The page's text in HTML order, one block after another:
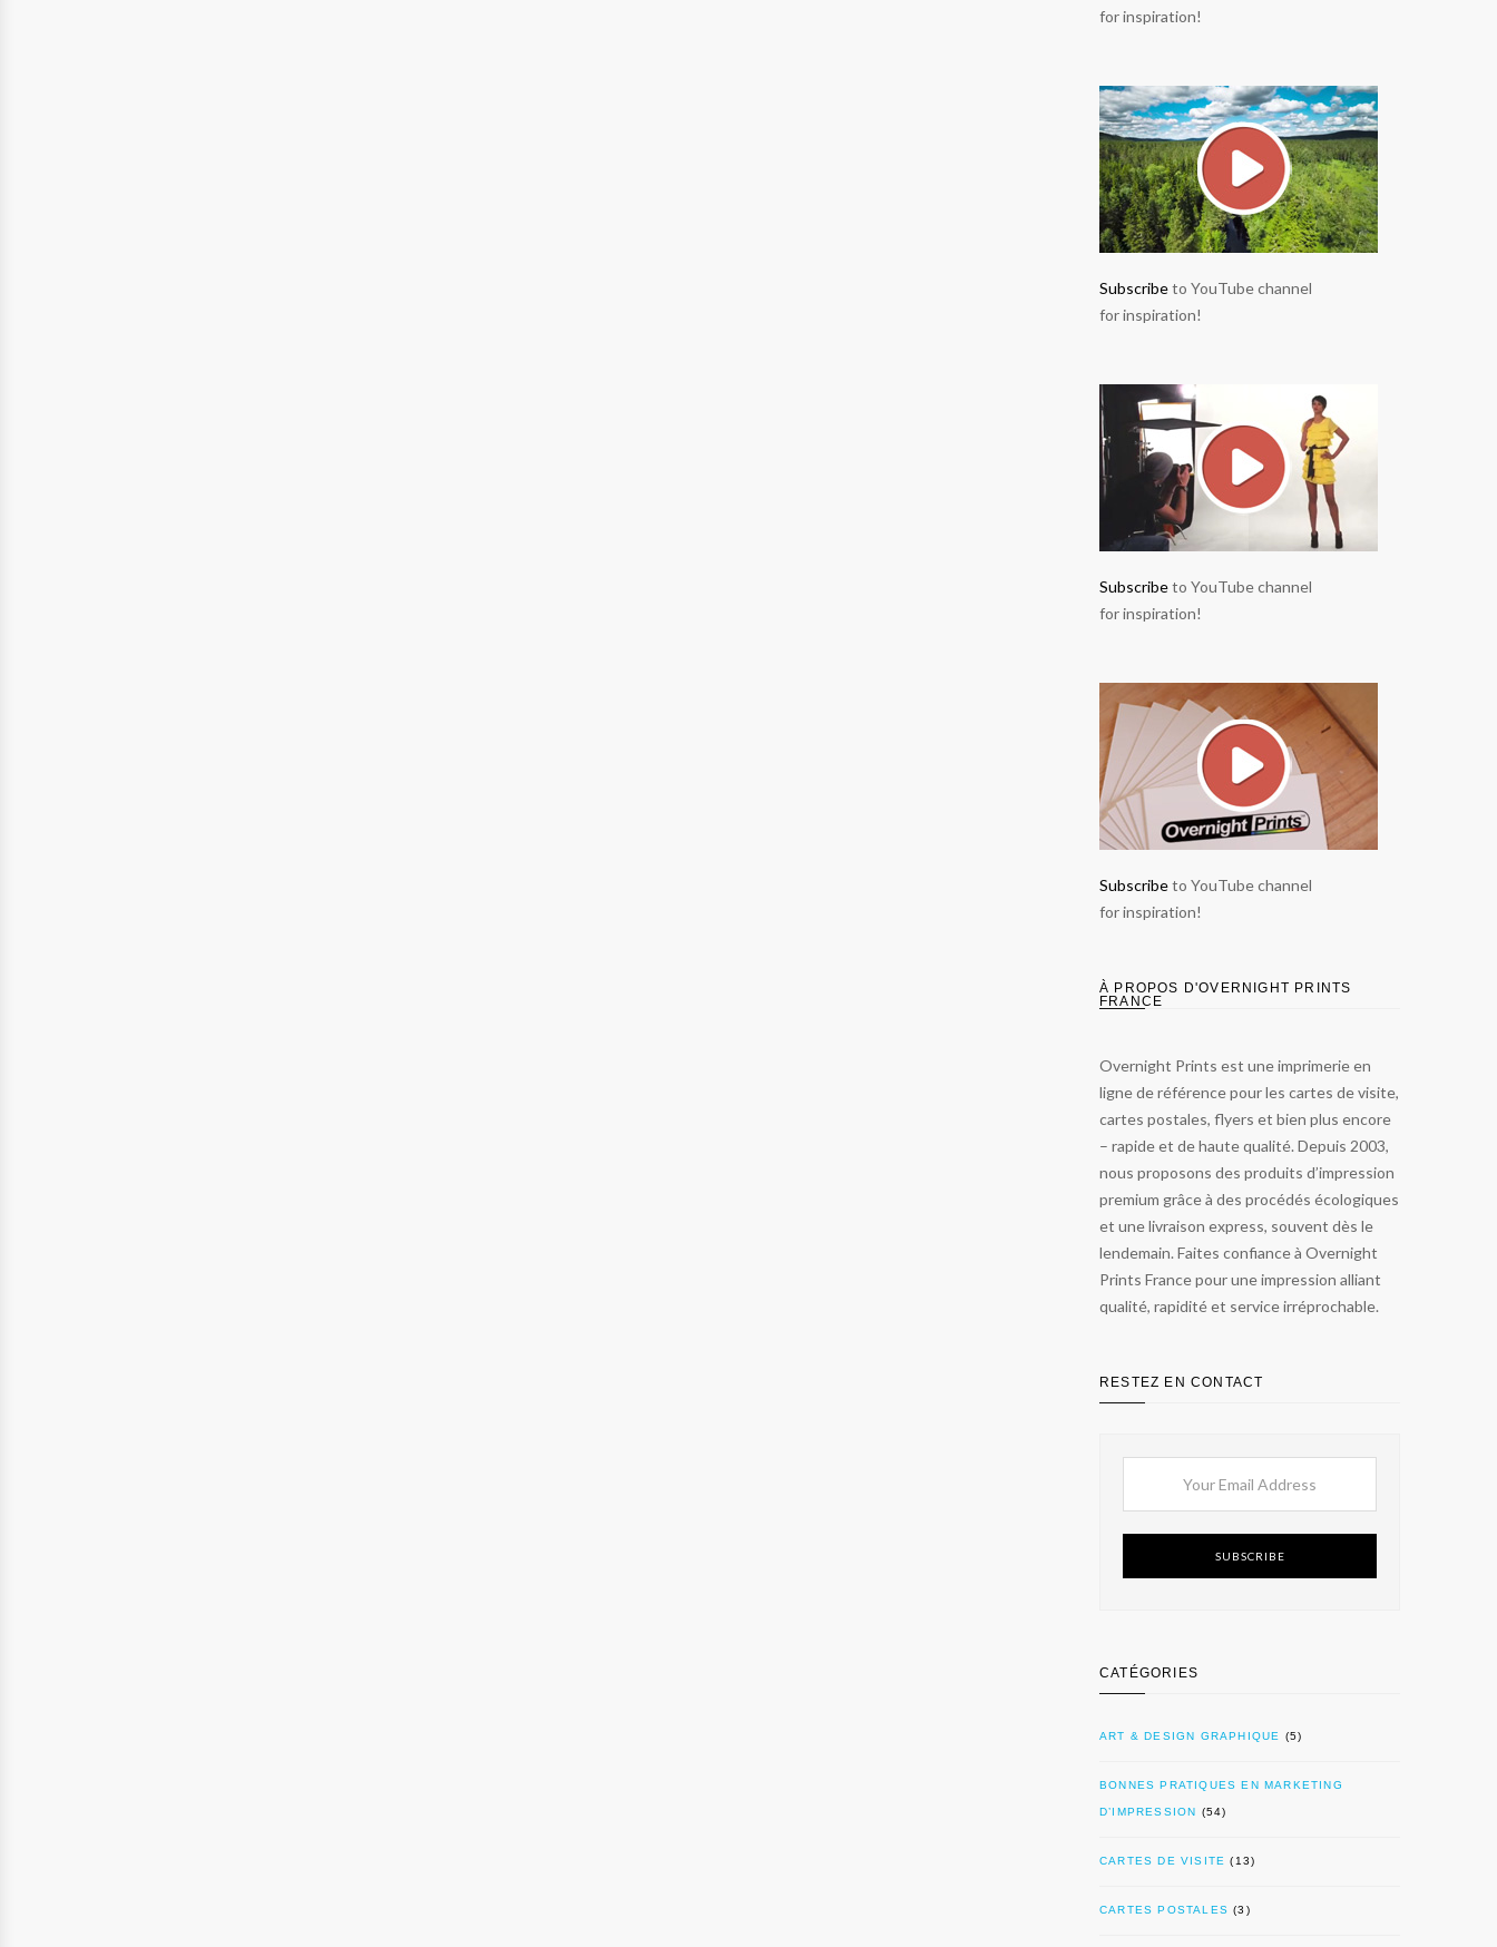
for inspiration!
Subscribeto YouTube channel
for inspiration!
Subscribeto YouTube channel
for inspiration!
Subscribeto YouTube channel
for inspiration!
À PROPOS D'OVERNIGHT PRINTS
FRANCE
Overnight Prints est une imprimerie en
ligne de référence pour les cartes de visite,
cartes postales, flyers et bien plus encore
– rapide et de haute qualité. Depuis 2003,
nous proposons des produits d’impression
premium grâce à des procédés écologiques
et une livraison express, souvent dès le
lendemain. Faites confiance à Overnight
Prints France pour une impression alliant
qualité, rapidité et service irréprochable.
RESTEZ EN CONTACT
SUBSCRIBE
CATÉGORIES
ART & DESIGN GRAPHIQUE (5)
BONNES PRATIQUES EN MARKETING
D’IMPRESSION (54)
CARTES DE VISITE (13)
CARTES POSTALES (3)